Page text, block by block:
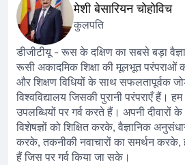
मेशी बेसारियन चोहोविच
कुलपति
डीजीटीयू - रूस के दक्षिण का सबसे बड़ा
रूसी अकादमिक शिक्षा की मूलभूत परंपराओं
और शिक्षण विधियों के साथ सफलतापूर्वक
विश्वविद्यालय जिसकी पुरानी परंपराएँ हैं।
उपलब्धियों पर गर्व करते हैं। अपनी दीवारों
विशेषज्ञों को शिक्षित करके, वैज्ञानिक
करके, तकनीकी नवाचारों का समर्थन करके,
हैं जिस पर गर्व किया जा सके।